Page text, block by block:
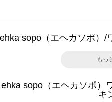
ehka sopo（エヘカソポ）/
もっ
ehka sopo（エヘカソポ）
キ